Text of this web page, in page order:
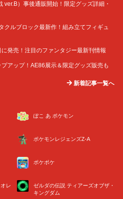
ver.B）事後通販開始！限定グッズ詳細・
クルブロック最新作！組み立てフィギュ
発売！注目のファンタジー最新刊情報
アップ！AE86展示＆限定グッズ販売も
新着記事一覧へ
ぽこ あ ポケモン
ポケモンレジェンズZ-A
ポケポケ
レ
ゼルダの伝説 ティアーズオブザ・
キングダム